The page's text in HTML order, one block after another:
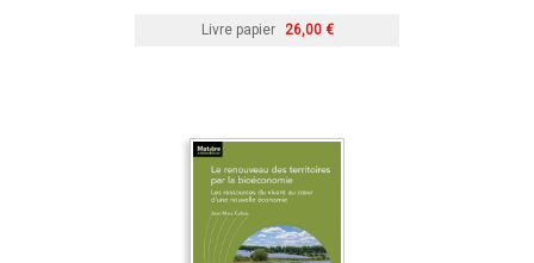
Livre papier 26,00 €